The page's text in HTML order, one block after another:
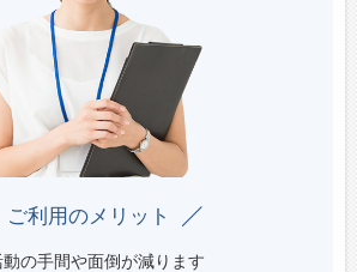
ご利用のメリット
の手間や面倒が減ります